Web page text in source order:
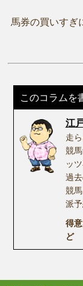
馬券の買いすぎ
このコラムを
江
走
競
ッ
過
競
派予
得
ど